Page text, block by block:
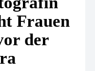
Frauen
der